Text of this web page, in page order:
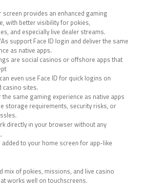
screen provides an enhanced gaming
with better visibility for pokies,
and especially live dealer streams.
support Face ID login and deliver the same
as native apps.
are social casinos or offshore apps that
even use Face ID for quick logins on
casino sites.
the same gaming experience as native apps
storage requirements, security risks, or
directly in your browser without any
added to your home screen for app-like
mix of pokies, missions, and live casino
works well on touchscreens.